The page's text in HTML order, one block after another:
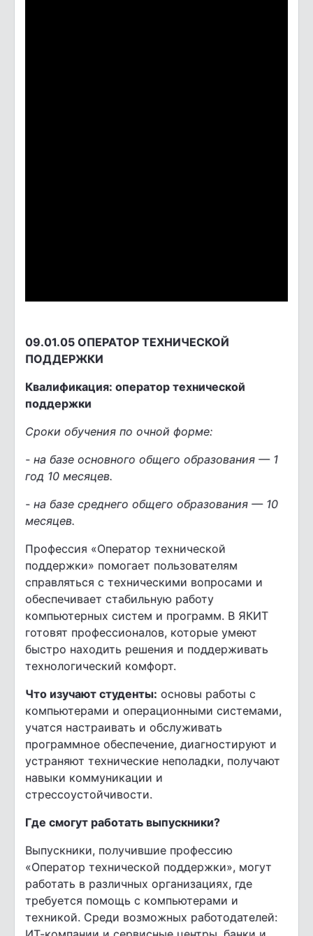
09.01.05 ОПЕРАТОР ТЕХНИЧЕСКОЙ
ПОДДЕРЖКИ
Квалификация: оператор технической
поддержки
Сроки обучения по очной форме:
- на базе основного общего образования — 1
год 10 месяцев.
- на базе среднего общего образования — 10
месяцев.
Профессия «Оператор технической
поддержки» помогает пользователям
справляться с техническими вопросами и
обеспечивает стабильную работу
компьютерных систем и программ. В ЯКИТ
готовят профессионалов, которые умеют
быстро находить решения и поддерживать
технологический комфорт.
Что изучают студенты: основы работы с
компьютерами и операционными системами,
учатся настраивать и обслуживать
программное обеспечение, диагностируют и
устраняют технические неполадки, получают
навыки коммуникации и
стрессоустойчивости.
Где смогут работать выпускники?
Выпускники, получившие профессию
«Оператор технической поддержки», могут
работать в различных организациях, где
требуется помощь с компьютерами и
техникой. Среди возможных работодателей: